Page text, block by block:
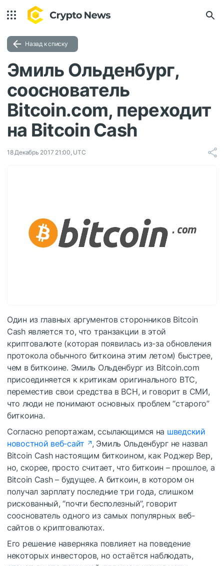
Назад к списку
Эмиль Ольденбург,
сооснователь
Bitcoin.com, переходит
на Bitcoin Cash
18 Декабрь 2017 21:00, UTC
Один из главных аргументов сторонников Bitcoin
Cash является то, что транзакции в этой
криптовалюте (которая появилась из-за обновления
протокола обычного биткоина этим летом) быстрее,
чем в биткоине. Эмиль Ольденбург из Bitcoin.com
присоединяется к критикам оригинального BTC,
переместив свои средства в BCH, и говорит в СМИ,
что люди не понимают основных проблем “старого”
биткоина.
Согласно репортажам, ссылающимся на шведский
новостной веб-сайт
, Эмиль Ольденбург не назвал
Bitcoin Cash настоящим биткоином, как Роджер Вер,
но, скорее, просто считает, что биткоин – прошлое, а
Bitcoin Cash – будущее. А биткоин, в котором он
получал зарплату последние три года, слишком
рискованный, “почти бесполезный”, говорит
сооснователь одного из самых популярных веб-
сайтов о криптовалютах.
Его решение наверняка повлияет на поведение
некоторых инвесторов, но остаётся наблюдать,